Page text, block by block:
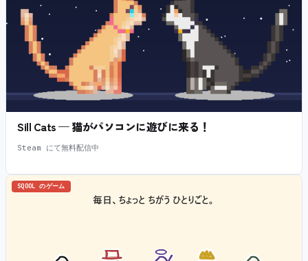
Sill Cats — 猫がパソコンに遊びに来る！
Steam にて無料配信中
SQOOL のゲーム